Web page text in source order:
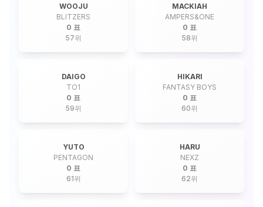
WOOJU
BLITZERS
0 표
57위
MACKIAH
AMPERS&ONE
0 표
58위
DAIGO
TO1
0 표
59위
HIKARI
FANTASY BOYS
0 표
60위
YUTO
PENTAGON
0 표
61위
HARU
NEXZ
0 표
62위